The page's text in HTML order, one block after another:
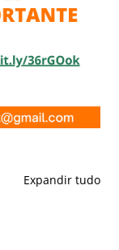
Expandir tudo